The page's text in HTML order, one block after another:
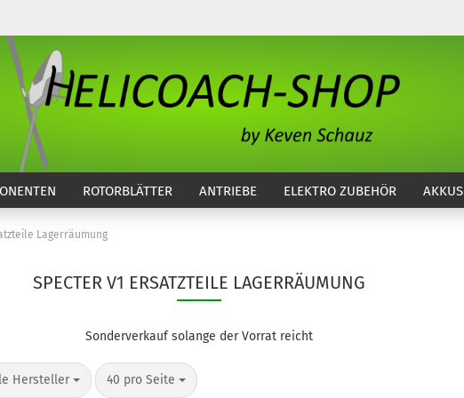
ROTORBLÄTTER ANTRIEBE ELEKTRO ZUBEHÖR AKKUS
Lagerräumung
SPECTER V1 ERSATZTEILE LAGERRÄUMUNG
Sonderverkauf solange der Vorrat reicht
Hersteller
Seite 40 pro Seite
pro Seite